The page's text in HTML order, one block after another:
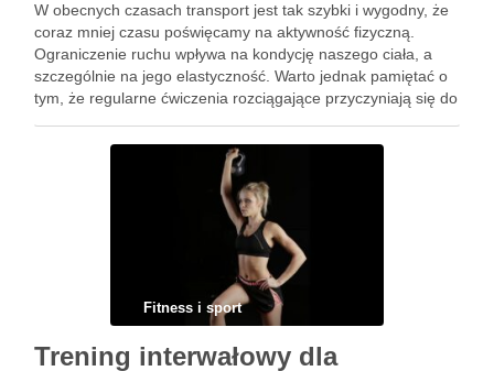
W obecnych czasach transport jest tak szybki i wygodny, że
coraz mniej czasu poświęcamy na aktywność fizyczną.
Ograniczenie ruchu wpływa na kondycję naszego ciała, a
szczególnie na jego elastyczność. Warto jednak pamiętać o
tym, że regularne ćwiczenia rozciągające przyczyniają się do
Fitness i sport
Trening interwałowy dla